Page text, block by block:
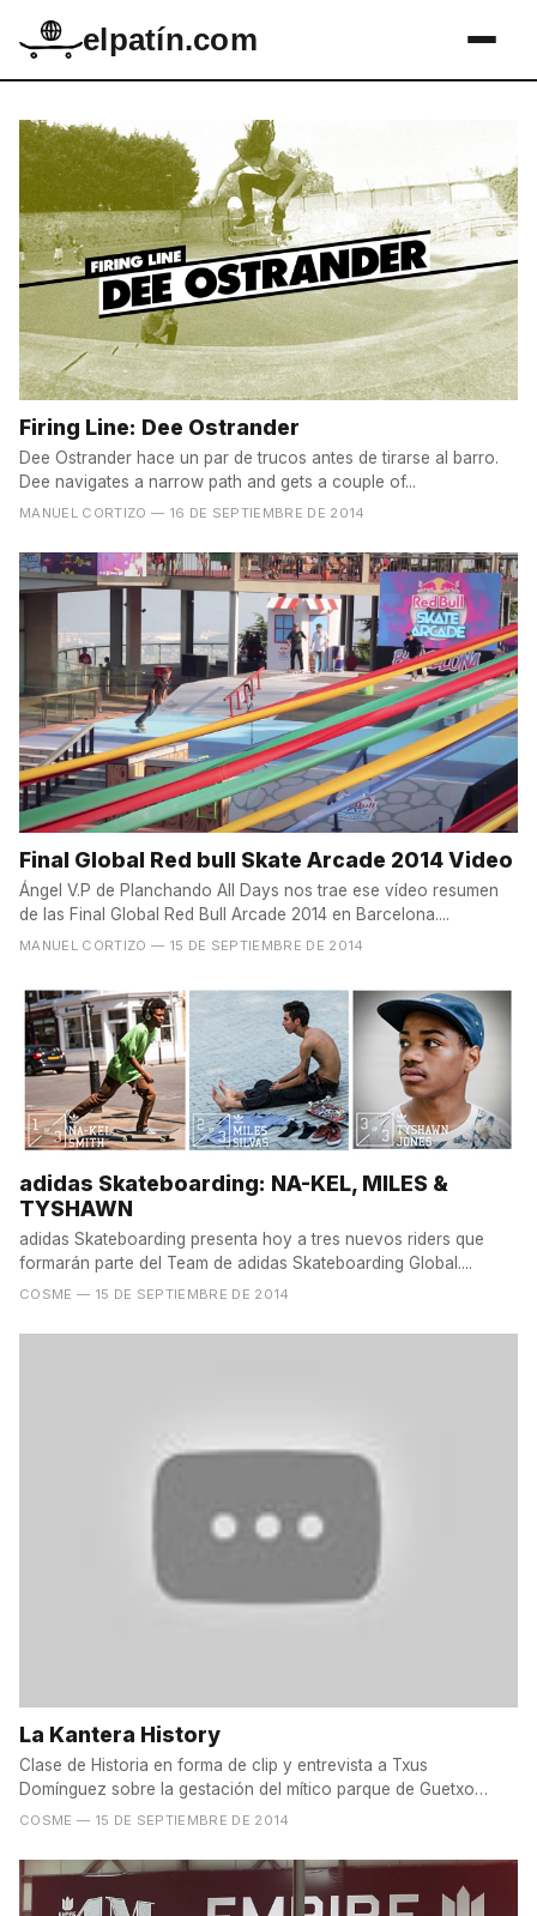
elpatín.com
Firing Line: Dee Ostrander
Dee Ostrander hace un par de trucos antes de tirarse al barro.
Dee navigates a narrow path and gets a couple of...
MANUEL CORTIZO — 16 DE SEPTIEMBRE DE 2014
Final Global Red bull Skate Arcade 2014 Video
Ángel V.P de Planchando All Days nos trae ese vídeo resumen
de las Final Global Red Bull Arcade 2014 en Barcelona....
MANUEL CORTIZO — 15 DE SEPTIEMBRE DE 2014
adidas Skateboarding: NA-KEL, MILES &
TYSHAWN
adidas Skateboarding presenta hoy a tres nuevos riders que
formarán parte del Team de adidas Skateboarding Global....
COSME — 15 DE SEPTIEMBRE DE 2014
La Kantera History
Clase de Historia en forma de clip y entrevista a Txus
Domínguez sobre la gestación del mítico parque de Guetxo
para...
COSME — 15 DE SEPTIEMBRE DE 2014